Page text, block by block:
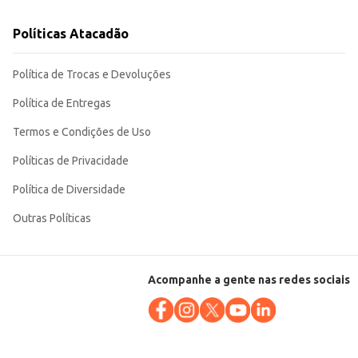
Políticas Atacadão
Política de Trocas e Devoluções
Política de Entregas
Termos e Condições de Uso
Políticas de Privacidade
Política de Diversidade
Outras Políticas
Acompanhe a gente nas redes sociais